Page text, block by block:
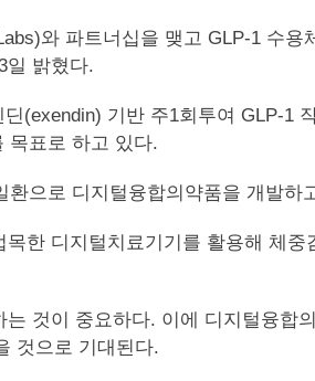
와 파트너십을 맺고 GLP-1 수용
일 밝혔다.
(exendin) 기반 주1회투여 GLP-
목표로 하고 있다.
으로 디지털융합의약품을 개발하
한 디지털치료기기를 활용해 체
것이 중요하다. 이에 디지털융합
것으로 기대된다.